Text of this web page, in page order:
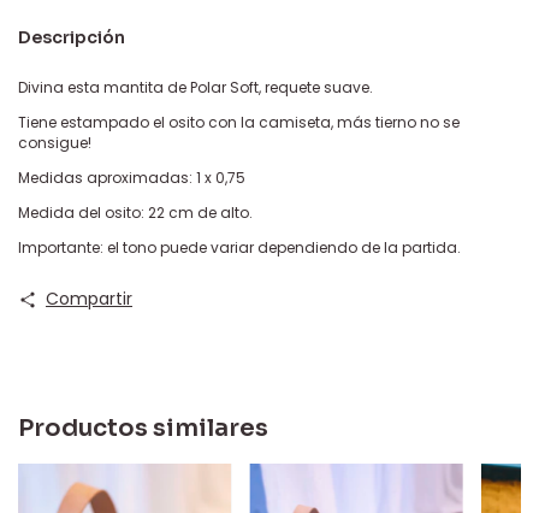
Descripción
Divina esta mantita de Polar Soft, requete suave.
Tiene estampado el osito con la camiseta, más tierno no se
consigue!
Medidas aproximadas: 1 x 0,75
Medida del osito: 22 cm de alto.
Importante: el tono puede variar dependiendo de la partida.
Compartir
Productos similares